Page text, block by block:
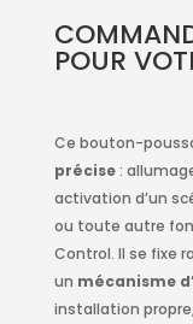
POUR
Ce bouton-
précise:
activation d’un
ou toute autre
Control. Il se fixe
un mécanisme
installation